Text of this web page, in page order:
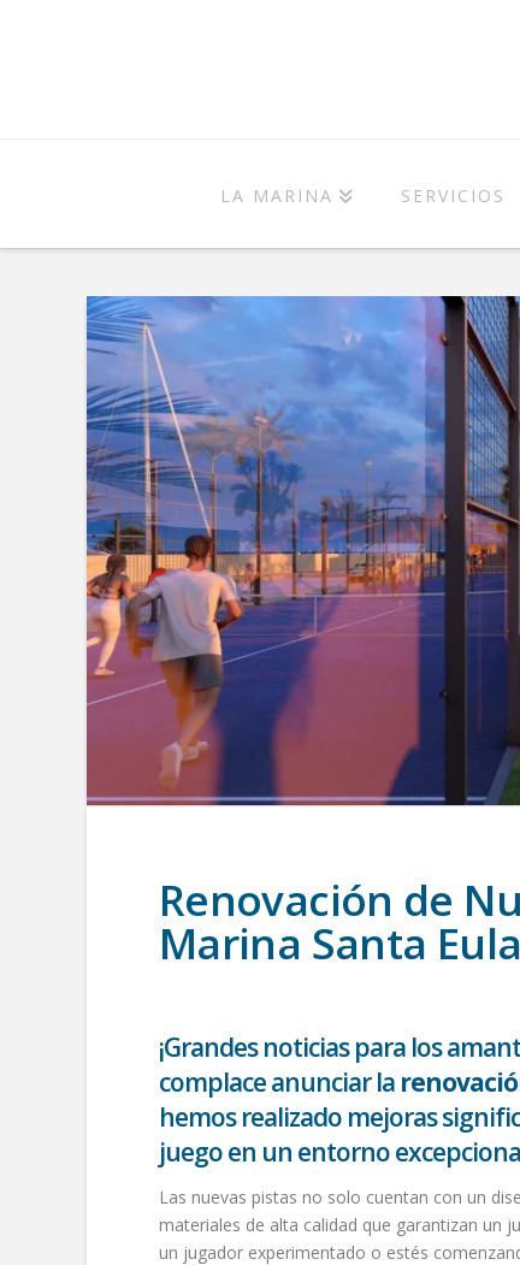
LA MARINA SERVICIOS
Renovación de
Marina Santa
¡Grandes noticias para los
complace anunciar la
hemos realizado mejoras
juego en un entorno
Las nuevas pistas no solo cuentan con un
materiales de alta calidad que garantizan un
un jugador experimentado o estés